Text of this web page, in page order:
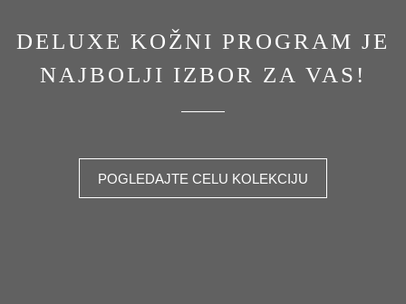
DELUXE KOŽNI PROGRAM JE
NAJBOLJI IZBOR ZA VAS!
POGLEDAJTE CELU KOLEKCIJU